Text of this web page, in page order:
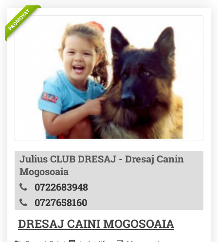
PROMOVAT
Julius CLUB DRESAJ - Dresaj Canin
Mogosoaia
0722683948
0727658160
DRESAJ CAINI MOGOSOAIA